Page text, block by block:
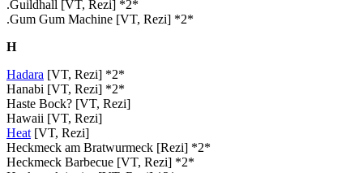
.Guildhall [VT, Rezi] *2*
.Gum Gum Machine [VT, Rezi] *2*
H
Hadara [VT, Rezi] *2*
Hanabi [VT, Rezi] *2*
Haste Bock? [VT, Rezi]
Hawaii [VT, Rezi]
Heat [VT, Rezi]
Heckmeck am Bratwurmeck [Rezi] *2*
Heckmeck Barbecue [VT, Rezi] *2*